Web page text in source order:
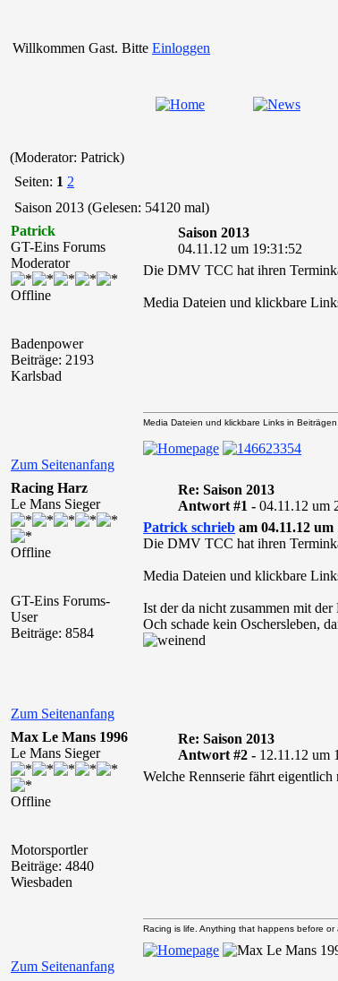
Willkommen Gast. Bitte Einloggen
(Moderator: Patrick)
Seiten: 1 2
Saison 2013 (Gelesen: 54120 mal)
Patrick
GT-Eins Forums
Moderator
Offline
Badenpower
Beiträge: 2193
Karlsbad
Saison 2013
04.11.12 um 19:31:52
Die DMV TCC hat ihren
Media Dateien und klickbare
Zum Seitenanfang
Media Dateien und klickbare Links in
Racing Harz
Le Mans Sieger
Offline
GT-Eins Forums-
User
Beiträge: 8584
Re: Saison 2013
Antwort #1 - 04.11.12 um
Patrick schrieb am 04.11.12 um
Die DMV TCC hat ihren
Media Dateien und klickbare
Ist der da nicht zusammen mit der
Och schade kein Oschersleben,
Zum Seitenanfang
Max Le Mans 1996
Le Mans Sieger
Offline
Motorsportler
Beiträge: 4840
Wiesbaden
Re: Saison 2013
Antwort #2 - 12.11.12 um
Welche Rennserie fährt
Zum Seitenanfang
Racing is life. Anything that happens before or